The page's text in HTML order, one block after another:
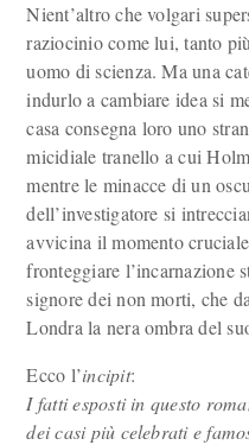
Nient’altro che volgari
raziocinio come lui, tanto
uomo di scienza. Ma una
indurlo a cambiare idea si
casa consegna loro uno
micidiale tranello a cui
mentre le minacce di un
dell’investigatore si
avvicina il momento
fronteggiare l’incarnazione
signore dei non morti, che
Londra la nera ombra del
Ecco l’incipit:
I fatti esposti in questo
dei casi più celebrati e